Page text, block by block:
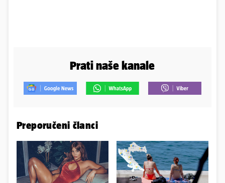
Prati naše kanale
Preporučeni članci